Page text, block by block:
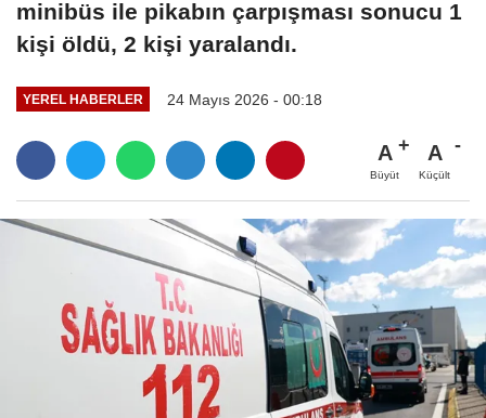
minibüs ile pikabın çarpışması sonucu 1
kişi öldü, 2 kişi yaralandı.
YEREL HABERLER 24 Mayıs 2026 - 00:18
A
Büyüt
A
Küçült